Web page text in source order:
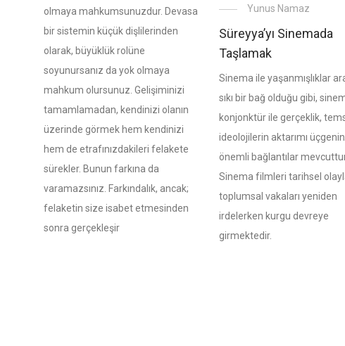
olmaya mahkumsunuzdur. Devasa
bir sistemin küçük dişlilerinden
olarak, büyüklük rolüne
soyunursanız da yok olmaya
mahkum olursunuz. Gelişiminizi
tamamlamadan, kendinizi olanın
üzerinde görmek hem kendinizi
hem de etrafınızdakileri felakete
sürekler. Bunun farkına da
varamazsınız. Farkındalık, ancak;
felaketin size isabet etmesinden
sonra gerçekleşir
Yunus Namaz
Süreyya’yı Sinemada
Taşlamak
Sinema ile yaşanmışlıklar
sıkı bir bağ olduğu gibi,
konjonktür ile gerçeklik,
ideolojilerin aktarımı
önemli bağlantılar
Sinema filmleri tarihsel
toplumsal vakaları yeniden
irdelerken kurgu devreye
girmektedir.